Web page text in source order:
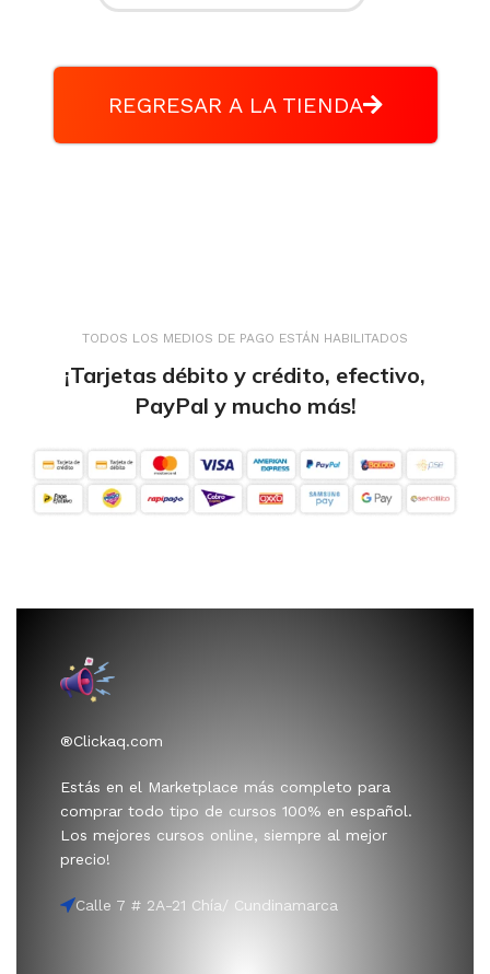
REGRESAR A LA TIENDA
TODOS LOS MEDIOS DE PAGO ESTÁN HABILITADOS
¡Tarjetas débito y crédito, efectivo,
PayPal y mucho más!
®Clickaq.com
Estás en el Marketplace más completo para
comprar todo tipo de cursos 100% en español.
Los mejores cursos online, siempre al mejor
precio!
Calle 7 # 2A-21 Chía/ Cundinamarca